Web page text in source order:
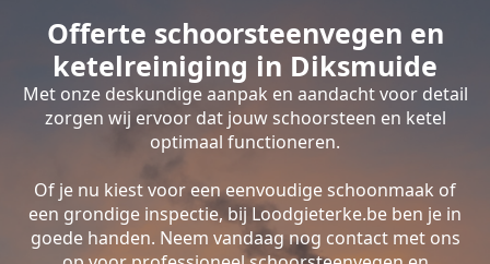
Offerte schoorsteenvegen en
ketelreiniging in Diksmuide
Met onze deskundige aanpak en aandacht voor detail
zorgen wij ervoor dat jouw schoorsteen en ketel
optimaal functioneren.
Of je nu kiest voor een eenvoudige schoonmaak of
een grondige inspectie, bij Loodgieterke.be ben je in
goede handen. Neem vandaag nog contact met ons